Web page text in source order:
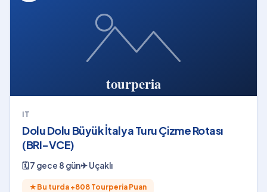
IT
Dolu Dolu Büyük İtalya Turu Çizme Rotası
(BRI-VCE)
🗓7 gece 8 gün✈Uçaklı
★ Bu turda +808 Tourperia Puan